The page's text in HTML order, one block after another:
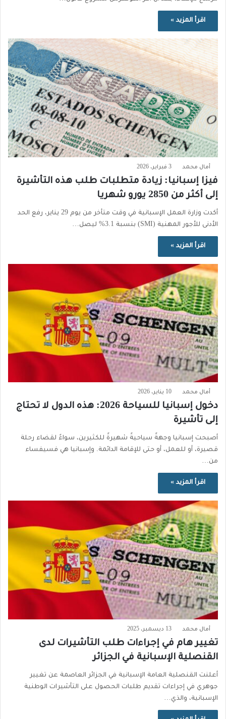
اقرأ المزيد »
أمال محمد 3 فبراير، 2026
فيزا إسبانيا: زيادة متطلبات طلب هذه التأشيرة
إلى أكثر من 2850 يورو شهريا
أكدت وزارة العمل الإسبانية في وقت متأخر من يوم 29 يناير، رفع الحد
الأدنى للأجور المهنية (SMI) بنسبة 3.1% ليصل…
اقرأ المزيد »
أمال محمد 10 يناير، 2026
دخول إسبانيا للسياحة 2026: هذه الدول لا تحتاج
إلى تأشيرة
أصبحت إسبانيا وجهةً سياحيةً شهيرةً للكثيرين، سواءً لقضاء رحلة
قصيرة، أو للعمل، أو حتى للإقامة الدائمة. وإسبانيا هي فسيفساء
من…
اقرأ المزيد »
أمال محمد 13 ديسمبر، 2025
تغيير هام في إجراءات طلب التأشيرات لدى
القنصلية الإسبانية في الجزائر
أعلنت القنصلية العامة الإسبانية في الجزائر العاصمة عن تغيير
جوهري في إجراءات تقديم طلبات الحصول على التأشيرات الوطنية
الإسبانية، والذي…